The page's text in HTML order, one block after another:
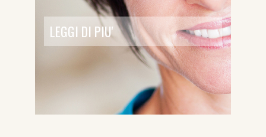
LEGGI DI PIU'